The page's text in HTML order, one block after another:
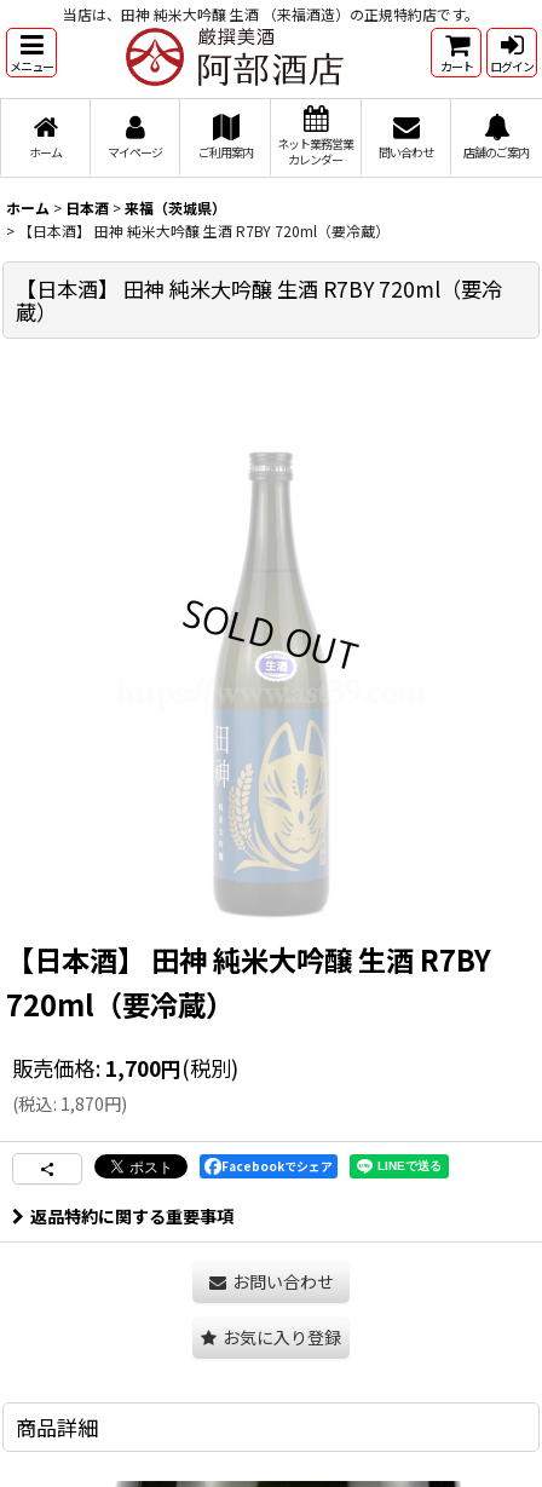
当店は、田神 純米大吟醸 生酒 （来福酒造）の正規特約店です。
メニュー カート ログイン
ホーム マイページ ご利用案内
ネット業務営業
カレンダー
問い合わせ 店舗のご案内
ホーム > 日本酒 >来福（茨城県）
>
【日本酒】 田神 純米大吟醸 生酒 R7BY 720ml（要冷蔵）
【日本酒】 田神 純米大吟醸 生酒 R7BY 720ml（要冷
蔵）
【日本酒】 田神 純米大吟醸 生酒 R7BY
720ml（要冷蔵）
販売価格: 1,700円(税別)
(税込: 1,870円)
Facebookでシェア
返品特約に関する重要事項
お問い合わせ
お気に入り登録
商品詳細